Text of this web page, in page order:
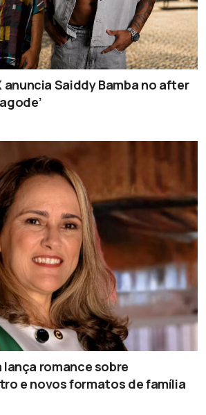
anuncia Saiddy Bamba no after
romance sobre
e novos formatos de família